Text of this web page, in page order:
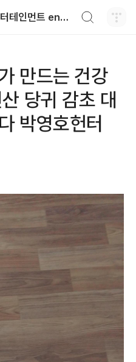
와일드진생WG엔터테인먼트 entertainment
만드는 건강
당귀 감초 대
박영호헌터